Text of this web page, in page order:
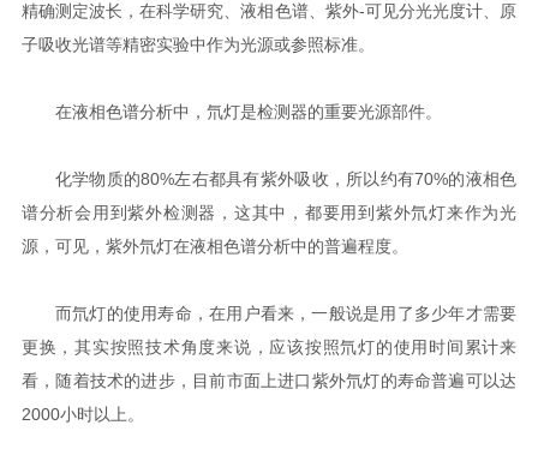
精确测定波长，在科学研究、液相色谱、紫外-可见分光光度计、原
子吸收光谱等精密实验中作为光源或参照标准。
在液相色谱分析中，氘灯是检测器的重要光源部件。
化学物质的80%左右都具有紫外吸收，所以约有70%的液相色
谱分析会用到紫外检测器，这其中，都要用到紫外氘灯来作为光
源，可见，紫外氘灯在液相色谱分析中的普遍程度。
而氘灯的使用寿命，在用户看来，一般说是用了多少年才需要
更换，其实按照技术角度来说，应该按照氘灯的使用时间累计来
看，随着技术的进步，目前市面上进口紫外氘灯的寿命普遍可以达
2000小时以上。